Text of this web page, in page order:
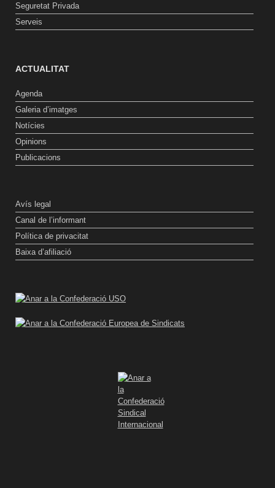
Seguretat Privada
Serveis
ACTUALITAT
Agenda
Galeria d’imatges
Notícies
Opinions
Publicacions
Avís legal
Canal de l’informant
Política de privacitat
Baixa d’afiliació